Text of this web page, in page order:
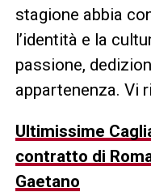
stagione abbia
l’identità e la
passione,
appartenenza. Vi
Ultimissime
contratto di
Gaetano